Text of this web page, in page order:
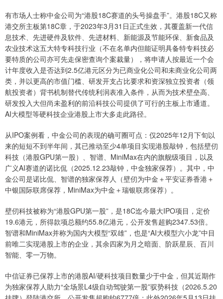
有市场人士称中金公司为“港股18C赛道的头号操盘手”。港股18C又称
港交所主板第18C章，于2023年3月31日正式生效，其覆盖新一代信
息技术、先进硬件及软件、先进材料、新能源及节能环保、新食品及
农业技术这五大特专科技行业（不在名单内但能证明具备特专科技必
要特质的公司亦可先走保密查询个案裁量），将申请人按最近一个会
计年度收入是否达到2.5亿港元区分为已商业化公司和未商业化公司两
类，并以更高的市值门槛、研发开支占比要求和资深独立投资者（领
航投资者）背书机制替代传统利润表准入条件，从而为技术壁垒高、
研发投入大但尚未盈利的前沿科技公司提供了可行的主板上市通道。
AI大模型等硬科技企业港股上市大多走此路径。
从IPO案例看，中金公司的表现的确可圈可点：仅2025年12月下旬以
来的短短不到半年间，其已推动至少4单项目实现港股敲钟，包括壁仞
科技（港股GPU第一股）、智谱、MiniMax在内的旗舰级项目，以及
广义AI赛道的诺比侃（2025.12.23敲钟，中金独家保荐）。其中，中
金公司是诺比侃、智谱的独家保荐人（壁仞为中金＋平安证券香港＋
中银国际联席保荐，MiniMax为中金＋瑞银联席保荐）。
壁仞科技被称为“港股GPU第一股”，是18C迄今最大IPO项目，定价
19.6港元，所得款项总额约55.8亿港元，公开发售超购2347.53倍。
智谱和MiniMax并称为国内大模型“双雄”，也是“AI大模型六小龙”中目
前唯二实现港股上市的企业，其余四家为月之暗面、阶跃星辰、百川
智能、零一万物。
中信证券已保荐上市的港股AI/硬科技项目数量少于中金，但其近期作
为独家保荐人助力“全场景L4级自动驾驶第一股”驭势科技（2026.5.20